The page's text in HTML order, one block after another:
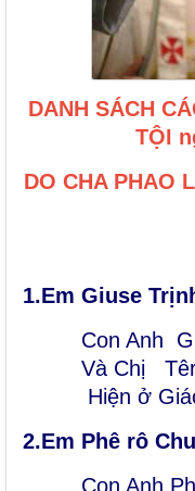
DANH SÁCH
TỘI
DO CHA PHAO
1.Em Giuse
Con Anh
Và Chị Tê
Hiện ở Giáo
2.Em Phê rô
Con Anh